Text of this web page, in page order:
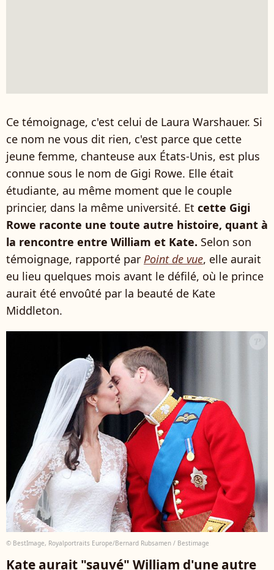
Ce témoignage, c'est celui de Laura Warshauer. Si
ce nom ne vous dit rien, c'est parce que cette
jeune femme, chanteuse aux États-Unis, est plus
connue sous le nom de Gigi Rowe. Elle était
étudiante, au même moment que le couple
princier, dans la même université. Et cette Gigi
Rowe raconte une toute autre histoire, quant à
la rencontre entre William et Kate. Selon son
témoignage, rapporté par Point de vue, elle aurait
eu lieu quelques mois avant le défilé, où le prince
aurait été envoûté par la beauté de Kate
Middleton.
© BestImage, Royalportraits Europe/Bernard Rubsamen / Bestimage
Kate aurait "sauvé" William d'une autre